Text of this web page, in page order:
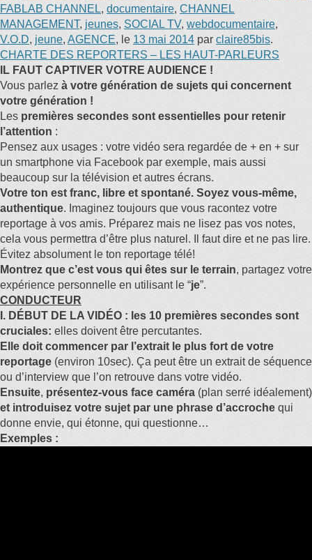
FABLAB CHANNEL, documentaire, CHANNEL
MANAGEMENT, jeunes, SOCIAL TV, webdocumentaire,
V.O.D, jeune, AGENCE, le 13 mai 2014 par claire85bis.
CHARTE DES REPORTERS – LES HAUT-PARLEURS
IL FAUT CAPTIVER VOTRE AUDIENCE !
Vous parlez à votre génération de sujets qui concernent
votre génération !
Les premières secondes sont essentielles pour retenir
l’attention :
Pensez aux usages : votre vidéo sera regardée de + en + sur
un smartphone via Facebook par exemple, mais aussi
beaucoup sur la télévision et autres écrans.
Votre ton est franc, libre et spontané. Soyez vous-même,
authentique. Imaginez toujours que vous racontez votre
reportage à vos amis. Préparez mais ne lisez pas vos notes,
cela vous permettra d’être plus naturel. Il faut dire et ne pas lire.
Évitez absolument le ton reportage télé!
Montrez que c’est vous qui êtes sur le terrain, partagez votre
expérience personnelle en utilisant le “je”.
CONDUCTEUR
I. DÉBUT DE LA VIDÉO : les 10 premières secondes sont
cruciales: elles doivent être percutantes.
Elle doit commencer par l’extrait le plus fort de votre
reportage (environ 10sec). Ça peut être un extrait de séquence
ou d’interview que l’on retrouve dans votre vidéo.
Ensuite, présentez-vous face caméra (plan serré idéalement)
et introduisez votre sujet par une phrase d’accroche qui
donne envie, qui étonne, qui questionne…
Exemples :